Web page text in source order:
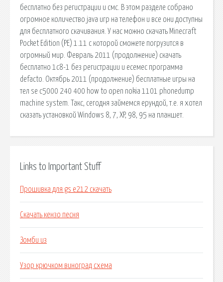
бесплатно без регистрации и смс. В этом разделе собрано
огромное количество java игр на телефон и все они доступны
для бесплатного скачивания. У нас можно скачать Minecraft
Pocket Edition (PE) 1.11 с которой сможете погрузится в
огромный мир. Февраль 2011 (продолжение) скачать
бесплатно 1с8-1 без регистрации и есемес программа
defacto. Октябрь 2011 (продолжение) бесплатные игры на
тел se c5000 240 400 how to open nokia 1101 phonedump
machine system. Такс, сегодня займемся ерундой, т.е. я хотел
сказать установкой Windows 8, 7, XP, 98, 95 на планшет.
Links to Important Stuff
Прошивка для gs e212 скачать
Скачать кензо песня
Зомби из
Узор крючком виноград схема